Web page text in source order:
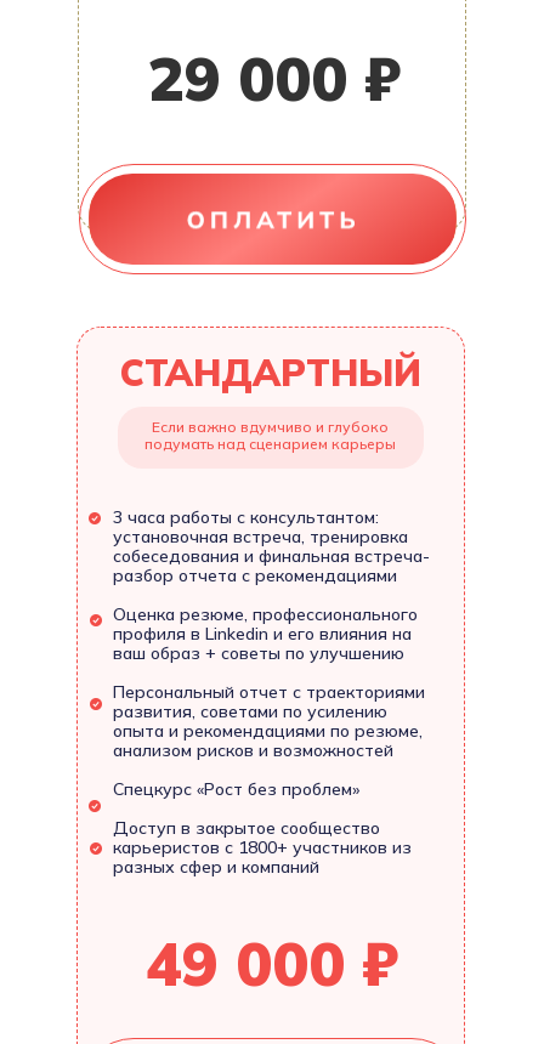
3 часа работы с консультантом:
установочная встреча, тренировка
собеседования и финальная встреча-
разбор отчета с рекомендациями
Оценка резюме, профессионального
профиля в Linkedin и его влияния на
ваш образ + советы по улучшению
Персональный отчет с траекториями
развития, советами по усилению
опыта и рекомендациями по резюме,
анализом рисков и возможностей
Спецкурс «Рост без проблем»
Доступ в закрытое сообщество
карьеристов с 1800+ участников из
разных сфер и компаний
СТАНДАРТНЫЙ
49 000 ₽
Если важно вдумчиво и глубоко
подумать над сценарием карьеры
29 000 ₽